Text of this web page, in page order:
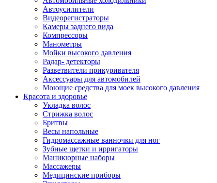
Автоусилители
Видеорегистраторы
Камеры заднего вида
Компрессоры
Манометры
Мойки высокого давления
Радар- детекторы
Разветвители прикуривателя
Аксессуары для автомобилей
Моющие средства для моек высокого давления
Красота и здоровье
Укладка волос
Стрижка волос
Бритвы
Весы напольные
Гидромассажные ванночки для ног
Зубные щетки и ирригаторы
Маникюрные наборы
Массажеры
Медицинские приборы